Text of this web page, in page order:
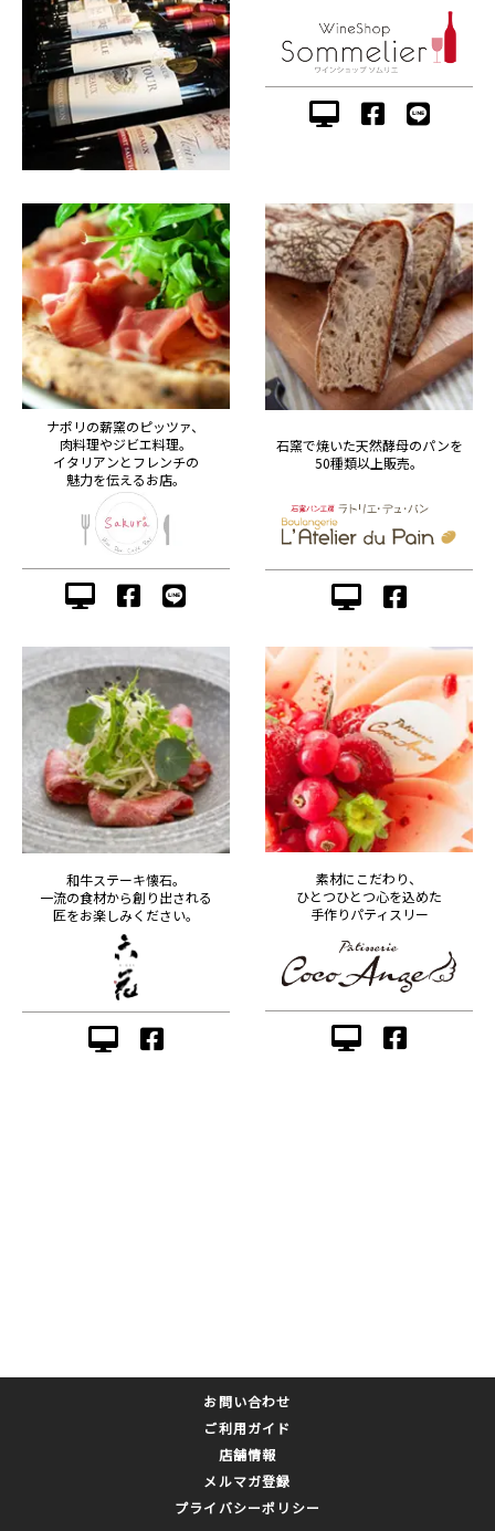
ナポリの薪窯のピッツァ、
肉料理やジビエ料理。
イタリアンとフレンチの
魅力を伝えるお店。
石窯で焼いた天然酵母のパンを
50種類以上販売。
和牛ステーキ懐石。
一流の食材から創り出される
匠をお楽しみください。
素材にこだわり、
ひとつひとつ心を込めた
手作りパティスリー
お問い合わせ
ご利用ガイド
店舗情報
メルマガ登録
プライバシーポリシー